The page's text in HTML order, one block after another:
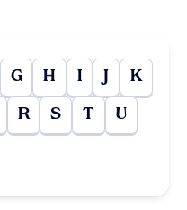
G H I J K
R S T U